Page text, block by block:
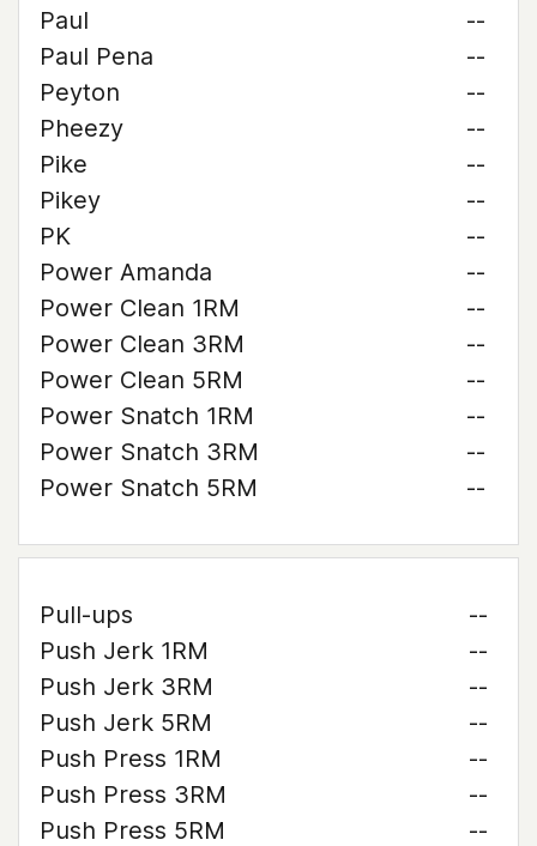
Paul
--
Paul Pena
--
Peyton
--
Pheezy
--
Pike
--
Pikey
--
PK
--
Power Amanda
--
Power Clean 1RM
--
Power Clean 3RM
--
Power Clean 5RM
--
Power Snatch 1RM
--
Power Snatch 3RM
--
Power Snatch 5RM
--
Pull-ups
--
Push Jerk 1RM
--
Push Jerk 3RM
--
Push Jerk 5RM
--
Push Press 1RM
--
Push Press 3RM
--
Push Press 5RM
--